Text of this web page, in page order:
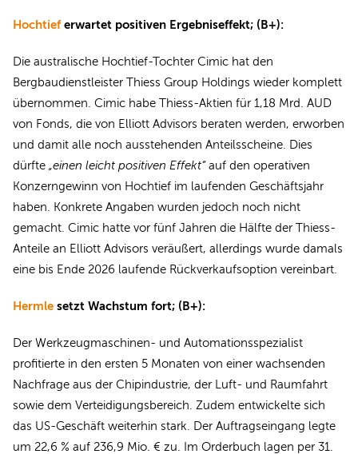
Hochtief erwartet positiven Ergebniseffekt; (B+):
Die australische Hochtief-Tochter Cimic hat den
Bergbaudienstleister Thiess Group Holdings wieder komplett
übernommen. Cimic habe Thiess-Aktien für 1,18 Mrd. AUD
von Fonds, die von Elliott Advisors beraten werden, erworben
und damit alle noch ausstehenden Anteilsscheine. Dies
dürfte „einen leicht positiven Effekt“auf den operativen
Konzerngewinn von Hochtief im laufenden Geschäftsjahr
haben. Konkrete Angaben wurden jedoch noch nicht
gemacht. Cimic hatte vor fünf Jahren die Hälfte der Thiess-
Anteile an Elliott Advisors veräußert, allerdings wurde damals
eine bis Ende 2026 laufende Rückverkaufsoption vereinbart.
Hermle setzt Wachstum fort; (B+):
Der Werkzeugmaschinen- und Automationsspezialist
profitierte in den ersten 5 Monaten von einer wachsenden
Nachfrage aus der Chipindustrie, der Luft- und Raumfahrt
sowie dem Verteidigungsbereich. Zudem entwickelte sich
das US-Geschäft weiterhin stark. Der Auftragseingang legte
um 22,6 % auf 236,9 Mio. € zu. Im Orderbuch lagen per 31.